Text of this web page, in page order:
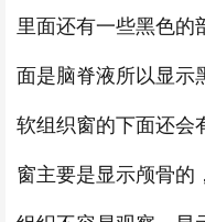
里面还有一些黑色的
面是脑脊液所以显示
软组织窗的下面还会
窗主要是显示颅骨的